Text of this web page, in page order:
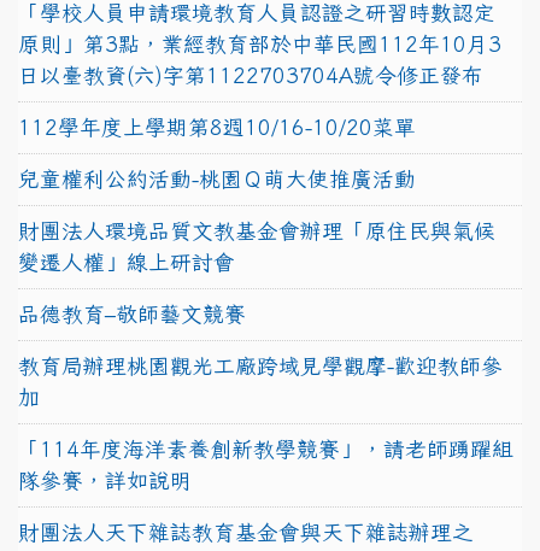
「學校人員申請環境教育人員認證之研習時數認定
原則」第3點，業經教育部於中華民國112年10月3
日以臺教資(六)字第1122703704A號令修正發布
112學年度上學期第8週10/16-10/20菜單
兒童權利公約活動-桃園Ｑ萌大使推廣活動
財團法人環境品質文教基金會辦理「原住民與氣候
變遷人權」線上研討會
品德教育–敬師藝文競賽
教育局辦理桃園觀光工廠跨域見學觀摩-歡迎教師參
加
「114年度海洋素養創新教學競賽」，請老師踴躍組
隊參賽，詳如說明
財團法人天下雜誌教育基金會與天下雜誌辦理之